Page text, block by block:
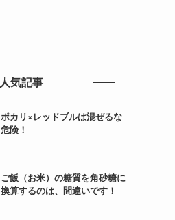
人気記事
ポカリ×レッドブルは混ぜるな
危険！
ご飯（お米）の糖質を角砂糖に
換算するのは、間違いです！